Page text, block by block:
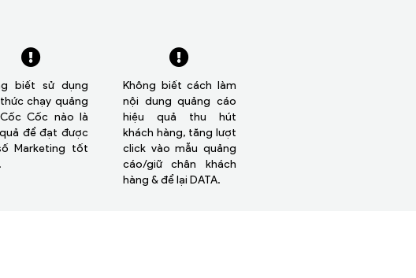
biết sử dụng
chạy quảng
Cốc nào là
để đạt được
Marketing tốt
Không biết cách làm
nội dung quảng cáo
hiệu quả thu hút
khách hàng, tăng lượt
click vào mẫu quảng
cáo/giữ chân khách
hàng & để lại DATA.